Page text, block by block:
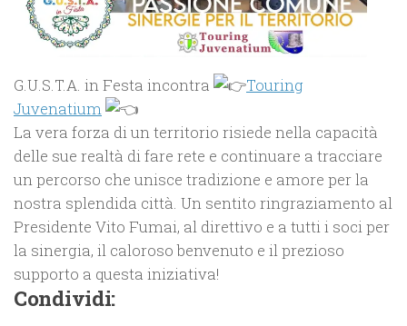
G.U.S.T.A. in Festa incontra
Touring
Juvenatium
La vera forza di un territorio risiede nella capacità
delle sue realtà di fare rete e continuare a tracciare
un percorso che unisce tradizione e amore per la
nostra splendida città. Un sentito ringraziamento al
Presidente Vito Fumai, al direttivo e a tutti i soci per
la sinergia, il caloroso benvenuto e il prezioso
supporto a questa iniziativa!
Condividi: